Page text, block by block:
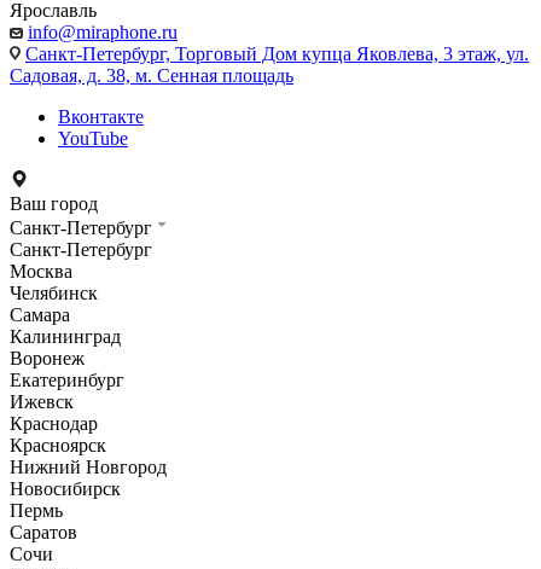
Ярославль
info@miraphone.ru
Санкт-Петербург, Торговый Дом купца Яковлева, 3 этаж, ул.
Садовая, д. 38, м. Сенная площадь
Вконтакте
YouTube
Ваш город
Санкт-Петербург
Санкт-Петербург
Москва
Челябинск
Самара
Калининград
Воронеж
Екатеринбург
Ижевск
Краснодар
Красноярск
Нижний Новгород
Новосибирск
Пермь
Саратов
Сочи